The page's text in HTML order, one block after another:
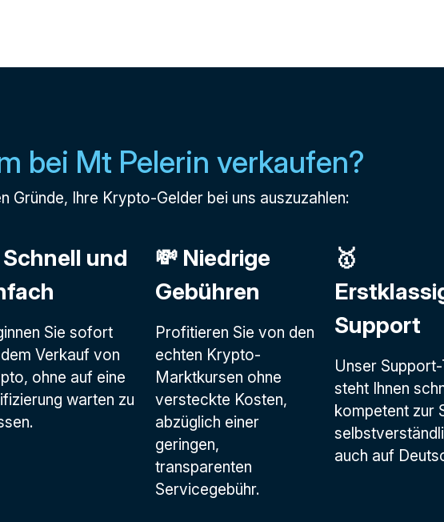
bei Mt Pelerin verkaufen?
Gründe, Ihre Krypto-Gelder bei uns auszuzahlen:
Schnell und
Sie sofort
Verkauf von
ohne auf eine
warten zu
💸 Niedrige
Gebühren
Profitieren Sie von den
echten Krypto-
Marktkursen ohne
versteckte Kosten,
abzüglich einer
geringen,
transparenten
Servicegebühr.
🥇
Support
Unser
steht Ihnen
kompetent zur
auch auf